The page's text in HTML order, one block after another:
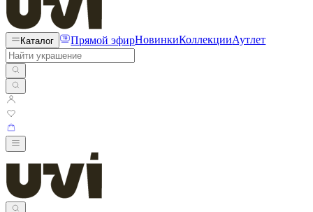
Каталог Прямой эфирНовинкиКоллекцииАутлет